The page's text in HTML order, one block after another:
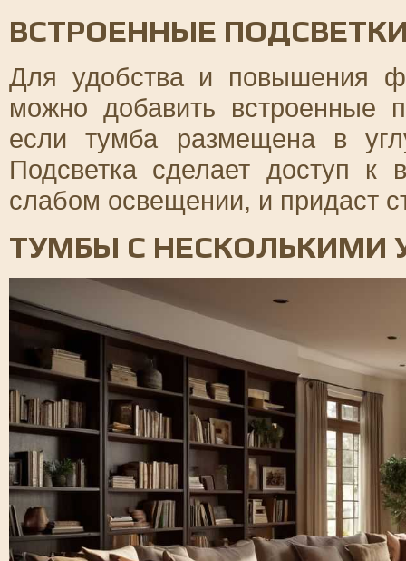
ВСТРОЕННЫЕ
Для удобства и повышения
можно добавить встроенные
если тумба размещена в
Подсветка сделает доступ
слабом освещении, и придаст
ТУМБЫ С НЕСКОЛЬКИМИ